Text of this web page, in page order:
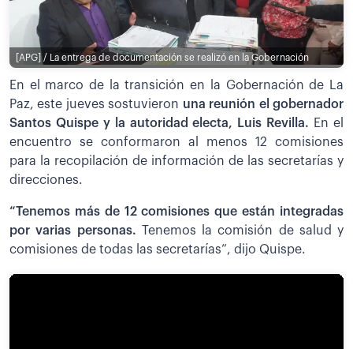
[APG] / La entrega de documentación se realizó en la Gobernación
En el marco de la transición en la Gobernación de La
Paz, este jueves sostuvieron una reunión el gobernador
Santos Quispe y la autoridad electa, Luis Revilla. En el
encuentro se conformaron al menos 12 comisiones
para la recopilación de información de las secretarías y
direcciones.
“Tenemos más de 12 comisiones que están integradas
por varias personas. Tenemos la comisión de salud y
comisiones de todas las secretarías”, dijo Quispe.